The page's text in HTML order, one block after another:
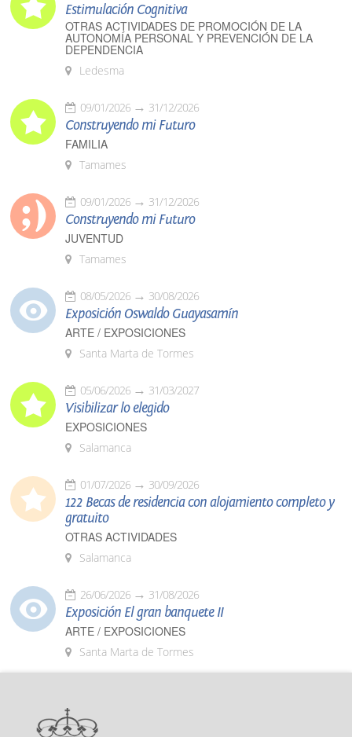
Estimulación Cognitiva
OTRAS ACTIVIDADES DE PROMOCIÓN DE LA
AUTONOMÍA PERSONAL Y PREVENCIÓN DE LA
DEPENDENCIA
Ledesma
09/01/2026 31/12/2026
Construyendo mi Futuro
FAMILIA
Tamames
09/01/2026 31/12/2026
Construyendo mi Futuro
JUVENTUD
Tamames
08/05/2026 30/08/2026
Exposición Oswaldo Guayasamín
ARTE / EXPOSICIONES
Santa Marta de Tormes
05/06/2026 31/03/2027
Visibilizar lo elegido
EXPOSICIONES
Salamanca
01/07/2026 30/09/2026
122 Becas de residencia con alojamiento completo y
gratuito
OTRAS ACTIVIDADES
Salamanca
26/06/2026 31/08/2026
Exposición El gran banquete II
ARTE / EXPOSICIONES
Santa Marta de Tormes